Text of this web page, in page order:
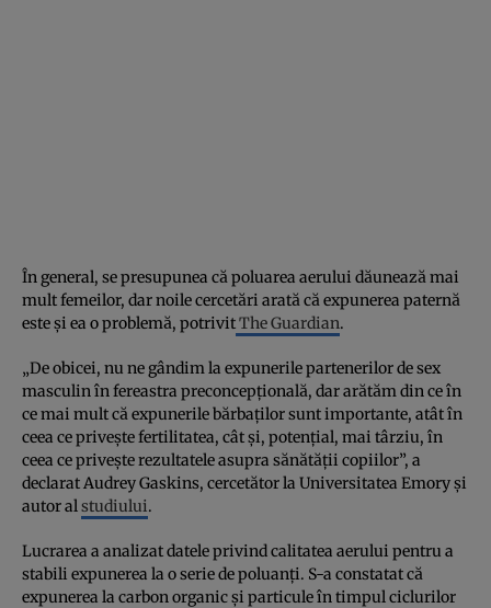
În general, se presupunea că poluarea aerului dăunează mai
mult femeilor, dar noile cercetări arată că expunerea paternă
este și ea o problemă, potrivitThe Guardian.
„De obicei, nu ne gândim la expunerile partenerilor de sex
masculin în fereastra preconcepțională, dar arătăm din ce în
ce mai mult că expunerile bărbaților sunt importante, atât în
ceea ce privește fertilitatea, cât și, potențial, mai târziu, în
ceea ce privește rezultatele asupra sănătății copiilor”, a
declarat Audrey Gaskins, cercetător la Universitatea Emory și
autor alstudiului.
Lucrarea a analizat datele privind calitatea aerului pentru a
stabili expunerea la o serie de poluanți. S-a constatat că
expunerea la carbon organic și particule în timpul ciclurilor